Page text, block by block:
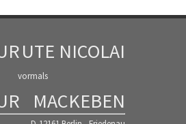
UTE NICOLAI
vormals
MACKEBEN